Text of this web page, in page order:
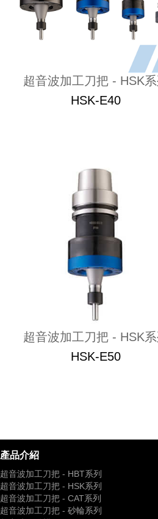
超音波加工刀把 - HSK系
HSK-E40
超音波加工刀把 - HSK系
HSK-E50
產品介紹
超音波加工刀把 - HBT系列
超音波加工刀把 - HSK系列
超音波加工刀把 - CAT系列
超音波加工刀把 - 砂輪系列